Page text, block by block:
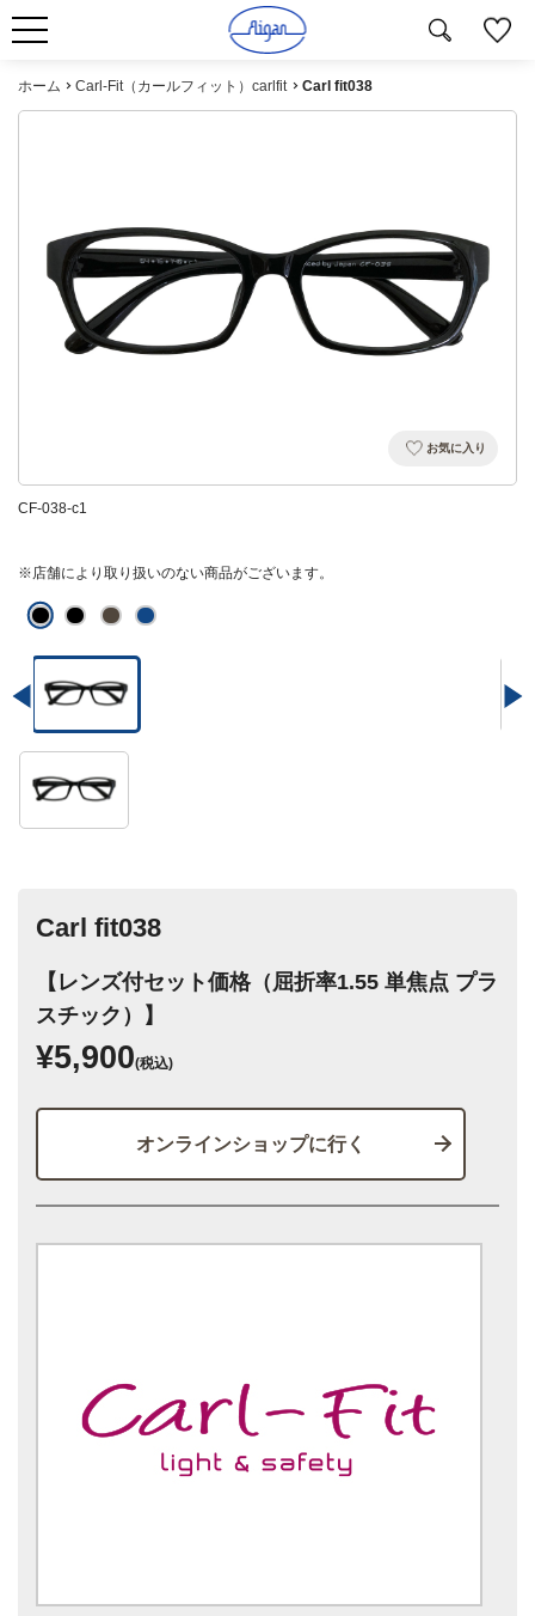
ホーム Carl-Fit（カールフィット）carlfit Carl fit038
お気に入り
CF-038-c1
※店舗により取り扱いのない商品がございます。
Carl fit038
【レンズ付セット価格（屈折率1.55 単焦点 プラ
スチック）】
¥5,900(税込)
オンラインショップに行く